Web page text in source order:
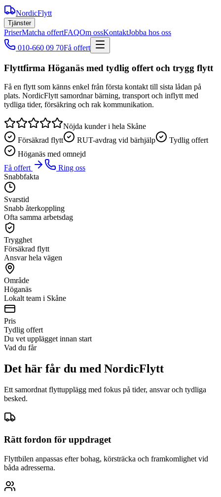
NordicFlytt
Tjänster
PriserMatcha offertFAQOm ossKontaktJobba hos oss
010-660 09 70Få offert
Flyttfirma Höganäs med tydlig offert och trygg flytt
Få en flytt som känns enkel från första kontakt till sista lådan på
plats. NordicFlytt samordnar bärning, transport och inflytt med
tydliga tider, försäkring och rak kommunikation.
Nöjda kunder i hela Skåne
Försäkrad flytt
RUT-avdrag vid bärhjälp
Tydlig offert
Höganäs med omnejd
Få offert
Ring oss
Snabbfakta
Svarstid
Snabb återkoppling
Ofta samma arbetsdag
Trygghet
Försäkrad flytt
Ansvar hela vägen
Område
Höganäs
Lokalt team i Skåne
Pris
Tydlig offert
Du vet upplägget innan start
Vad du får
Det här får du med NordicFlytt
Ett samordnat flyttupplägg med fokus på tider, ansvar och tydliga
besked.
Rätt fordon för uppdraget
Flyttbilen anpassas efter bohag, körsträcka och framkomlighet vid
båda adresserna.